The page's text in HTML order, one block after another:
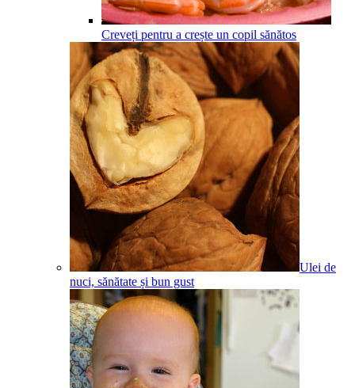
Creveți pentru a crește un copil sănătos
Ulei de
nuci, sănătate și bun gust